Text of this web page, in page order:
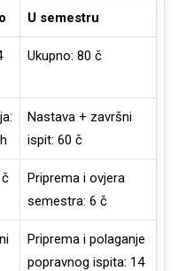
U semestru
Ukupno: 80 č
Nastava + završni
ispit: 60 č
č
Priprema i ovjera
semestra: 6 č
Priprema i polaganje
popravnog ispita: 14